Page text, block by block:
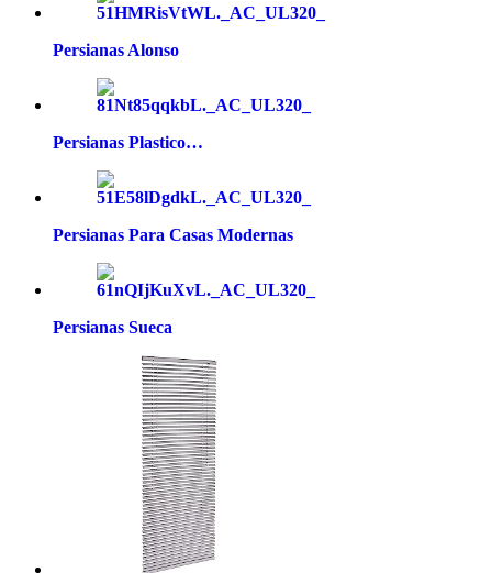
Persianas Alonso
Persianas Plastico…
Persianas Para Casas Modernas
Persianas Sueca